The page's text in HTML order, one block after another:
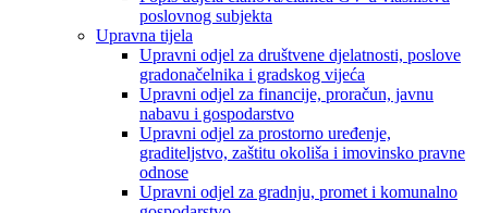
poslovnog subjekta
Upravna tijela
Upravni odjel za društvene djelatnosti, poslove
gradonačelnika i gradskog vijeća
Upravni odjel za financije, proračun, javnu
nabavu i gospodarstvo
Upravni odjel za prostorno uređenje,
graditeljstvo, zaštitu okoliša i imovinsko pravne
odnose
Upravni odjel za gradnju, promet i komunalno